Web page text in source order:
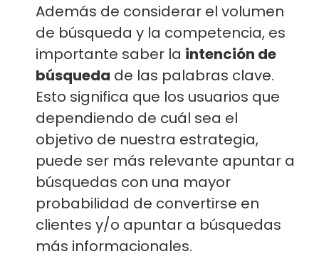
Además de considerar el volumen
de búsqueda y la competencia, es
importante saber la intención de
búsqueda de las palabras clave.
Esto significa que los usuarios que
dependiendo de cuál sea el
objetivo de nuestra estrategia,
puede ser más relevante apuntar a
búsquedas con una mayor
probabilidad de convertirse en
clientes y/o apuntar a búsquedas
más informacionales.